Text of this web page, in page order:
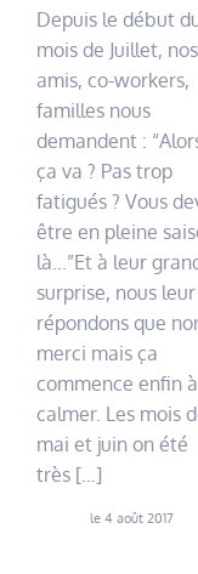
Depuis le début
mois de Juillet, nos
amis, co-workers,
familles nous
demandent :
ça va ? Pas trop
fatigués ? Vous
être en pleine
là…”Et à leur
surprise, nous leur
répondons que
merci mais ça
commence enfin
calmer. Les mois
mai et juin on été
très […]
le 4 août 2017